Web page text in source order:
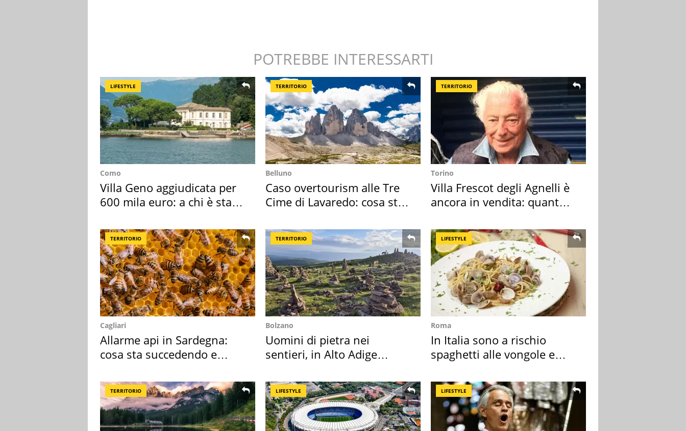
POTREBBE INTERESSARTI
LIFESTYLE
Como
Villa Geno aggiudicata per
600 mila euro: a chi è stata
TERRITORIO
Belluno
Caso overtourism alle Tre
Cime di Lavaredo: cosa sta
TERRITORIO
Torino
Villa Frescot degli Agnelli è
ancora in vendita: quanto
TERRITORIO
Cagliari
Allarme api in Sardegna:
cosa sta succedendo e
TERRITORIO
Bolzano
Uomini di pietra nei
sentieri, in Alto Adige
LIFESTYLE
Roma
In Italia sono a rischio
spaghetti alle vongole e
TERRITORIO LIFESTYLE LIFESTYLE